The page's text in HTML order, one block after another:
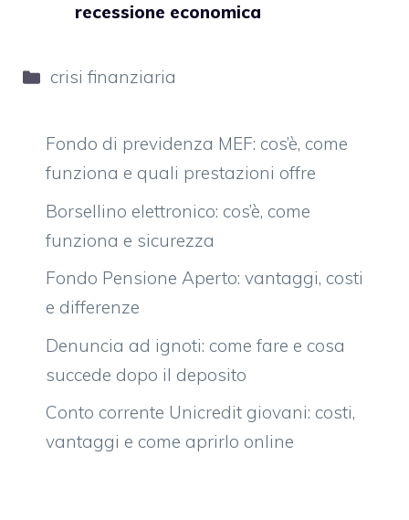
recessione economica
Categorie
crisi finanziaria
Fondo di previdenza MEF: cos’è, come
funziona e quali prestazioni offre
Borsellino elettronico: cos’è, come
funziona e sicurezza
Fondo Pensione Aperto: vantaggi, costi
e differenze
Denuncia ad ignoti: come fare e cosa
succede dopo il deposito
Conto corrente Unicredit giovani: costi,
vantaggi e come aprirlo online